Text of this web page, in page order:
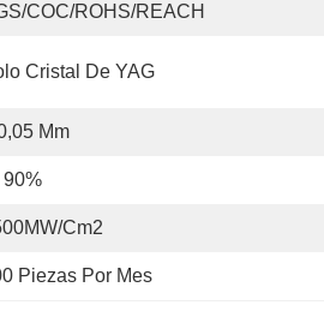
COC/ROHS/REACH
Cristal De YAG
Mm
90%
cm2
Piezas Por Mes